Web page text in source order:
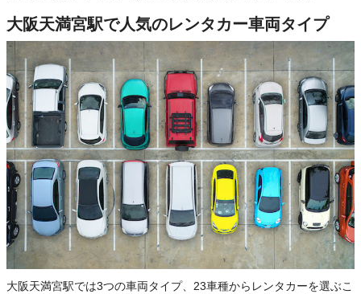
大阪天満宮駅で人気のレンタカー車両タイプ
大阪天満宮駅では3つの車両タイプ、23車種からレンタカーを選ぶこ